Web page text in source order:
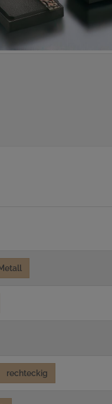
Metall
rechteckig